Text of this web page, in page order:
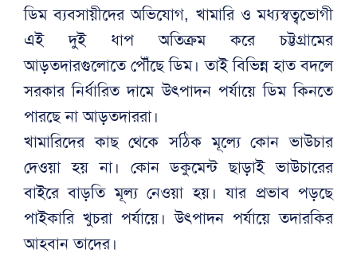
ডিম ব্যবসায়ীদের অভিযোগ, খামারি ও মধ্যস্বত্বভোগী
এই দুই ধাপ অতিক্রম করে চট্টগ্রামের
আড়তদারগুলোতে পৌঁছে ডিম। তাই বিভিন্ন হাত বদলে
সরকার নির্ধারিত দামে উৎপাদন পর্যায়ে ডিম কিনতে
পারছে না আড়তদাররা।
খামারিদের কাছ থেকে সঠিক মূল্যে কোন ভাউচার
দেওয়া হয় না। কোন ডকুমেন্ট ছাড়াই ভাউচারের
বাইরে বাড়তি মূল্য নেওয়া হয়। যার প্রভাব পড়ছে
পাইকারি খুচরা পর্যায়ে। উৎপাদন পর্যায়ে তদারকির
আহবান তাদের।